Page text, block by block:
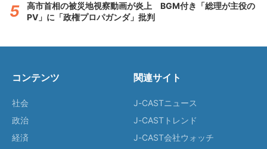
高市首相の被災地視察動画が炎上 BGM付き「総理が主役の
PV」に「政権プロパガンダ」批判
コンテンツ
社会
政治
経済
関連サイト
J-CASTニュース
J-CASTトレンド
J-CAST会社ウォッチ